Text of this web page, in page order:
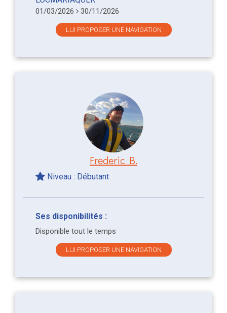
01/03/2026 30/11/2026
LUI PROPOSER UNE NAVIGATION
Frederic B.
Niveau : Débutant
Ses disponibilités :
Disponible tout le temps
LUI PROPOSER UNE NAVIGATION